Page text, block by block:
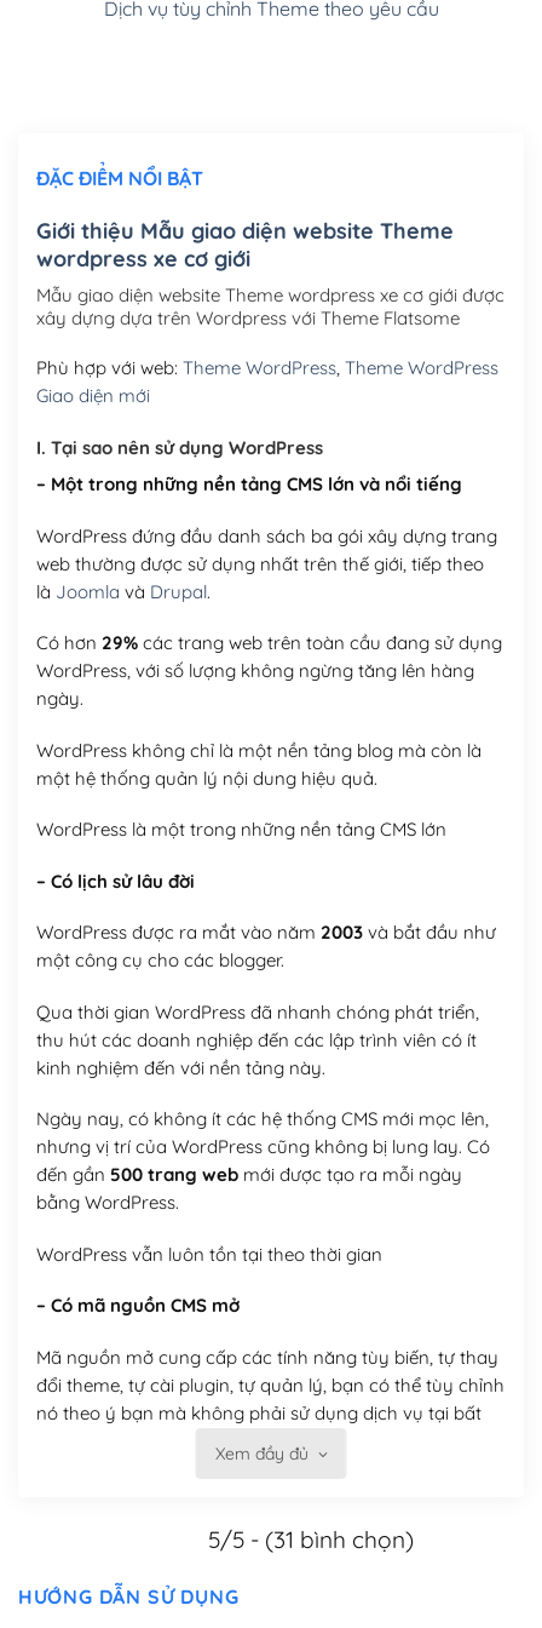
Cài đặt SMTP Mail cho site Wordpress(+100,000₫)
Mua thêm Host + Tên miền
Tên miền quốc tế .com .net .org (1 năm)
Tên miền Việt Nam .vn (1 năm)
Hosting 2GB SSD (1 năm) (+450,000₫)
Hosting 3GB SSD (1 năm)(+550,000₫)
Hosting 5GB SSD (1 năm)
Hosting 8GB SSD (1 năm) (+950,000₫)
Dịch vụ tùy chỉnh Theme theo yêu cầu
ĐẶC ĐIỂM NỔI BẬT
Giới thiệu Mẫu giao diện website Theme
wordpress xe cơ giới
Mẫu giao diện website Theme wordpress xe cơ giới được
xây dựng dựa trên Wordpress với Theme Flatsome
Phù hợp với web: Theme WordPress, Theme WordPress
Giao diện mới
I. Tại sao nên sử dụng WordPress
– Một trong những nền tảng CMS lớn và nổi tiếng
WordPress đứng đầu danh sách ba gói xây dựng trang
web thường được sử dụng nhất trên thế giới, tiếp theo
là Joomla và Drupal.
Có hơn 29%các trang web trên toàn cầu đang sử dụng
WordPress, với số lượng không ngừng tăng lên hàng
ngày.
WordPress không chỉ là một nền tảng blog mà còn là
một hệ thống quản lý nội dung hiệu quả.
WordPress là một trong những nền tảng CMS lớn
– Có lịch sử lâu đời
WordPress được ra mắt vào năm 2003và bắt đầu như
một công cụ cho các blogger.
Qua thời gian WordPress đã nhanh chóng phát triển,
thu hút các doanh nghiệp đến các lập trình viên có ít
kinh nghiệm đến với nền tảng này.
Ngày nay, có không ít các hệ thống CMS mới mọc lên,
nhưng vị trí của WordPress cũng không bị lung lay. Có
đến gần 500 trang webmới được tạo ra mỗi ngày
bằng WordPress.
WordPress vẫn luôn tồn tại theo thời gian
– Có mã nguồn CMS mở
Mã nguồn mở cung cấp các tính năng tùy biến, tự thay
đổi theme, tự cài plugin, tự quản lý, bạn có thể tùy chỉnh
nó theo ý bạn mà không phải sử dụng dịch vụ tại bất
Xem đầy đủ
5/5 - (31 bình chọn)
HƯỚNG DẪN SỬ DỤNG